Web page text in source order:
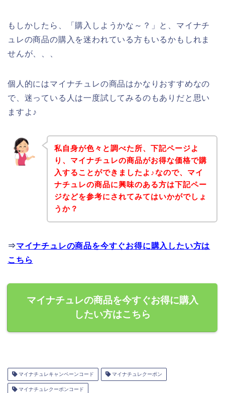
もしかしたら、「購入しようかな～？」と、マイナチ
ュレの商品の購入を迷われている方もいるかもしれま
せんが、、、
個人的にはマイナチュレの商品はかなりおすすめなの
で、迷っている人は一度試してみるのもありだと思い
ますよ♪
私自身が色々と調べた所、下記ページよ
り、マイナチュレの商品がお得な価格で購
入することができましたよ♪なので、マイ
ナチュレの商品に興味のある方は下記ペー
ジなどを参考にされてみてはいかがでしょ
うか？
⇒マイナチュレの商品を今すぐお得に購入したい方は
こちら
マイナチュレの商品を今すぐお得に購入
したい方はこちら
マイナチュレキャンペーンコード マイナチュレクーポン
マイナチュレクーポンコード